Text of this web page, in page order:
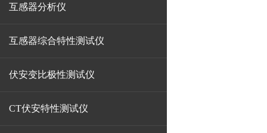
互感器分析仪
互感器综合特性测试仪
伏安变比极性测试仪
CT伏安特性测试仪